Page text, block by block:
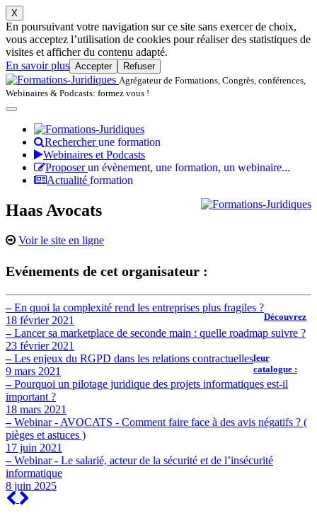
X
En poursuivant votre navigation sur ce site sans exercer de choix,
vous acceptez l’utilisation de cookies pour réaliser des statistiques de
visites et afficher du contenu adapté.
En savoir plus Accepter
Refuser
Agrégateur de Formations, Congrès, conférences,
Webinaires & Podcasts: formez vous !
Rechercherune formation
Webinaires et Podcasts
Proposerun évènement, une formation, un webinaire...
Actualité formation
Haas Avocats
Voir le site en ligne
Evénements de cet organisateur :
–En quoi la complexité rend les entreprises plus fragiles ?
18 février 2021
–Lancer sa marketplace de seconde main : quelle roadmap suivre ?
23 février 2021
–Les enjeux du RGPD dans les relations contractuelles
9 mars 2021
–Pourquoi un pilotage juridique des projets informatiques est-il
important ?
18 mars 2021
–Webinar - AVOCATS - Comment faire face à des avis négatifs ? (
pièges et astuces )
17 juin 2021
–Webinar - Le salarié, acteur de la sécurité et de l’insécurité
informatique
8 juin 2025
Découvrez
leur
catalogue :
Previous